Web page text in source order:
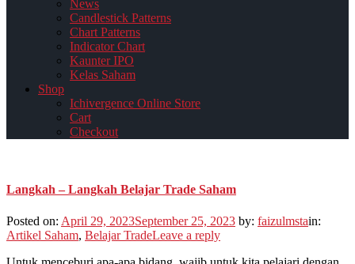
News
Candlestick Patterns
Chart Patterns
Indicator Chart
Kaunter IPO
Kelas Saham
Shop
Ichivergence Online Store
Cart
Checkout
Langkah – Langkah Belajar Trade Saham
Posted on: April 29, 2023September 25, 2023 by: faizulmstain:
Artikel Saham, Belajar TradeLeave a reply